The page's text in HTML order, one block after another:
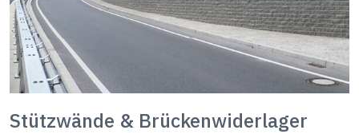
Stützwände & Brückenwiderlager